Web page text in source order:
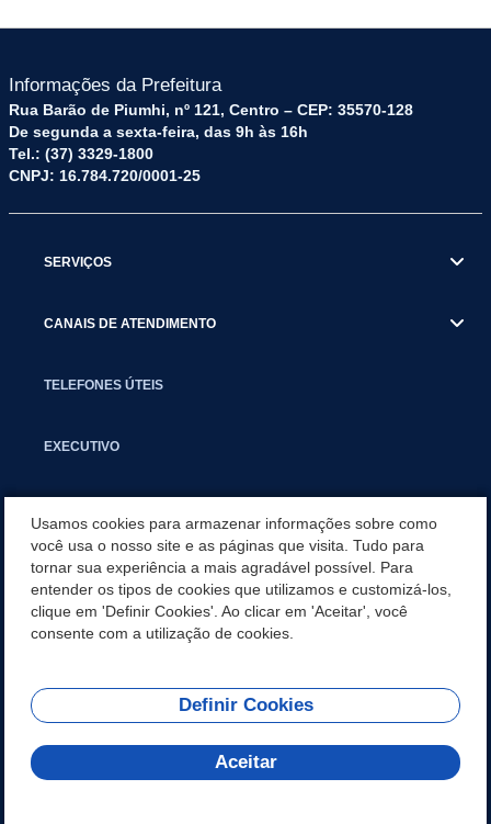
Informações da Prefeitura
Rua Barão de Piumhi, nº 121, Centro – CEP: 35570-128
De segunda a sexta-feira, das 9h às 16h
Tel.: (37) 3329-1800
CNPJ: 16.784.720/0001-25
SERVIÇOS
CANAIS DE ATENDIMENTO
TELEFONES ÚTEIS
EXECUTIVO
APLICATIVO
PARCERIAS E EMENDAS IMPOSITIVAS MUNICIPAIS
REDES SOCIAIS
Usamos cookies para armazenar informações sobre como
você usa o nosso site e as páginas que visita. Tudo para
tornar sua experiência a mais agradável possível. Para
entender os tipos de cookies que utilizamos e customizá-los,
clique em 'Definir Cookies'. Ao clicar em 'Aceitar', você
consente com a utilização de cookies.
Definir Cookies
Aceitar